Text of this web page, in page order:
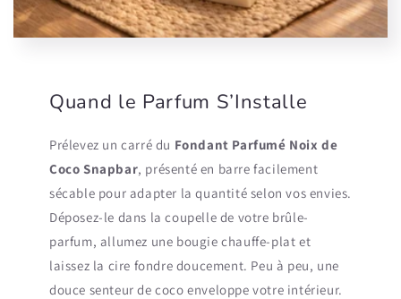
Quand le Parfum S’Installe
Prélevez un carré du Fondant Parfumé Noix de
Coco Snapbar, présenté en barre facilement
sécable pour adapter la quantité selon vos envies.
Déposez-le dans la coupelle de votre brûle-
parfum, allumez une bougie chauffe-plat et
laissez la cire fondre doucement. Peu à peu, une
douce senteur de coco enveloppe votre intérieur.